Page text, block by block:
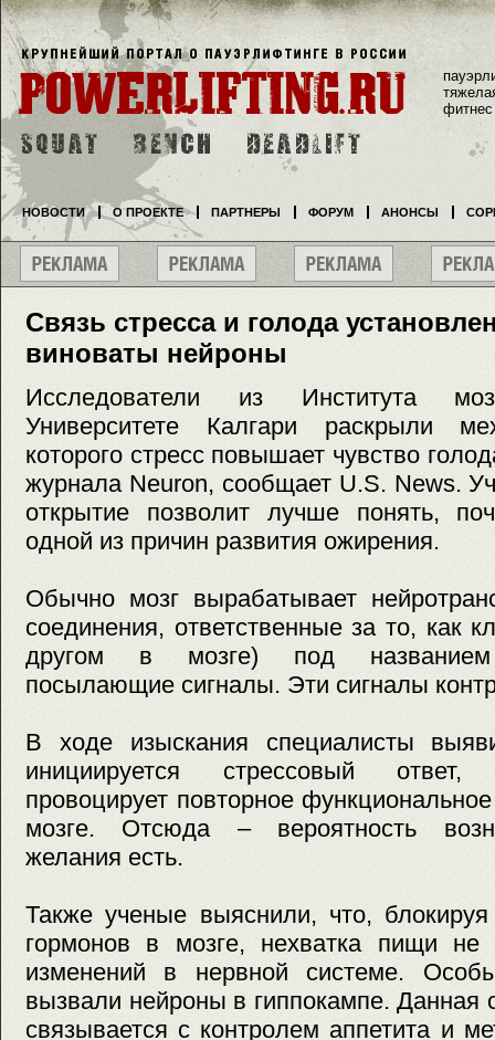
Связь стресса и голода
виноваты нейроны
Исследователи из Института
Университете Калгари раскрыли
которого стресс повышает чувство
журнала Neuron, сообщает U.S. News.
открытие позволит лучше понять,
одной из причин развития ожирения.
Обычно мозг вырабатывает
соединения, ответственные за то, как
другом в мозге) под названием
посылающие сигналы. Эти сигналы
В ходе изыскания специалисты
инициируется стрессовый
провоцирует повторное
мозге. Отсюда – вероятность
желания есть.
Также ученые выяснили, что,
гормонов в мозге, нехватка пищи не
изменений в нервной системе.
вызвали нейроны в гиппокампе. Данная
связывается с контролем аппетита и
фитнес
НОВОСТИ О ПРОЕКТЕ ПАРТНЕРЫ ФОРУМ АНОНСЫ